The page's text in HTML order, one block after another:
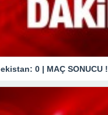
0 | MAÇ SONUCU !